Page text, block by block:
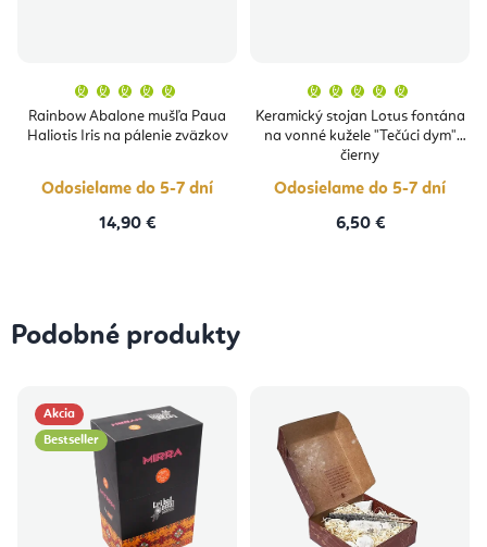
Rainbow Abalone mušľa Paua
Haliotis Iris na pálenie zväzkov
produktu
je
5,0
hviezdičiek.
Odosielame do 5-7 dní
14,90 €
Keramický stojan Lotus fontána
na vonné kužele "Tečúci dym"
čierny
produktu
je
5,0
Odosielame do 5-7 dní
6,50 €
Podobné produkty
Akcia
Bestseller